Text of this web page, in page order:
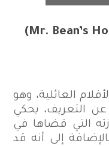
(Mr. Bean’s
العائلية، وهو
التعريف، يحكي
التي قضاها في
إلى أنه قد